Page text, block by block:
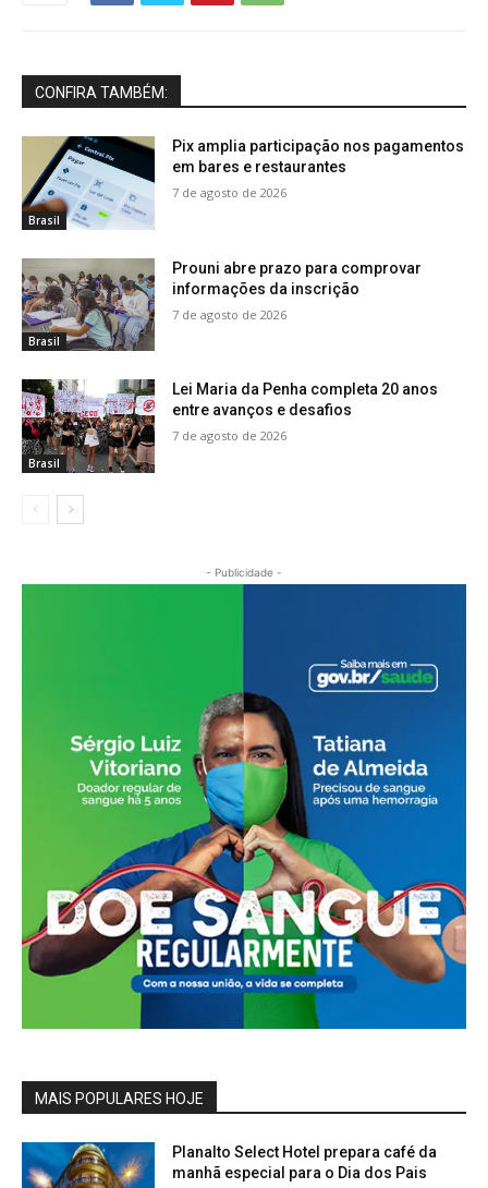
CONFIRA TAMBÉM:
Brasil
Pix amplia participação nos pagamentos
em bares e restaurantes
7 de agosto de 2026
Brasil
Prouni abre prazo para comprovar
informações da inscrição
7 de agosto de 2026
Brasil
Lei Maria da Penha completa 20 anos
entre avanços e desafios
7 de agosto de 2026
- Publicidade -
MAIS POPULARES HOJE
Planalto Select Hotel prepara café da
manhã especial para o Dia dos Pais